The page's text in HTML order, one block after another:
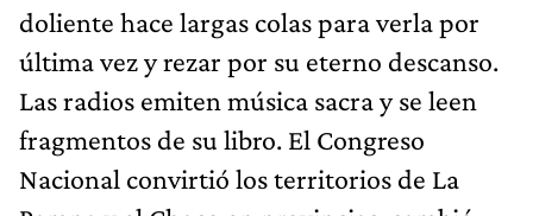
doliente hace largas colas para verla por
última vez y rezar por su eterno descanso.
Las radios emiten música sacra y se leen
fragmentos de su libro. El Congreso
Nacional convirtió los territorios de La